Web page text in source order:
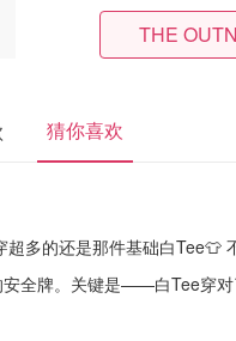
THE
猜你喜欢
多的还是那件基础白Tee👕
安全牌。关键是——白Tee穿